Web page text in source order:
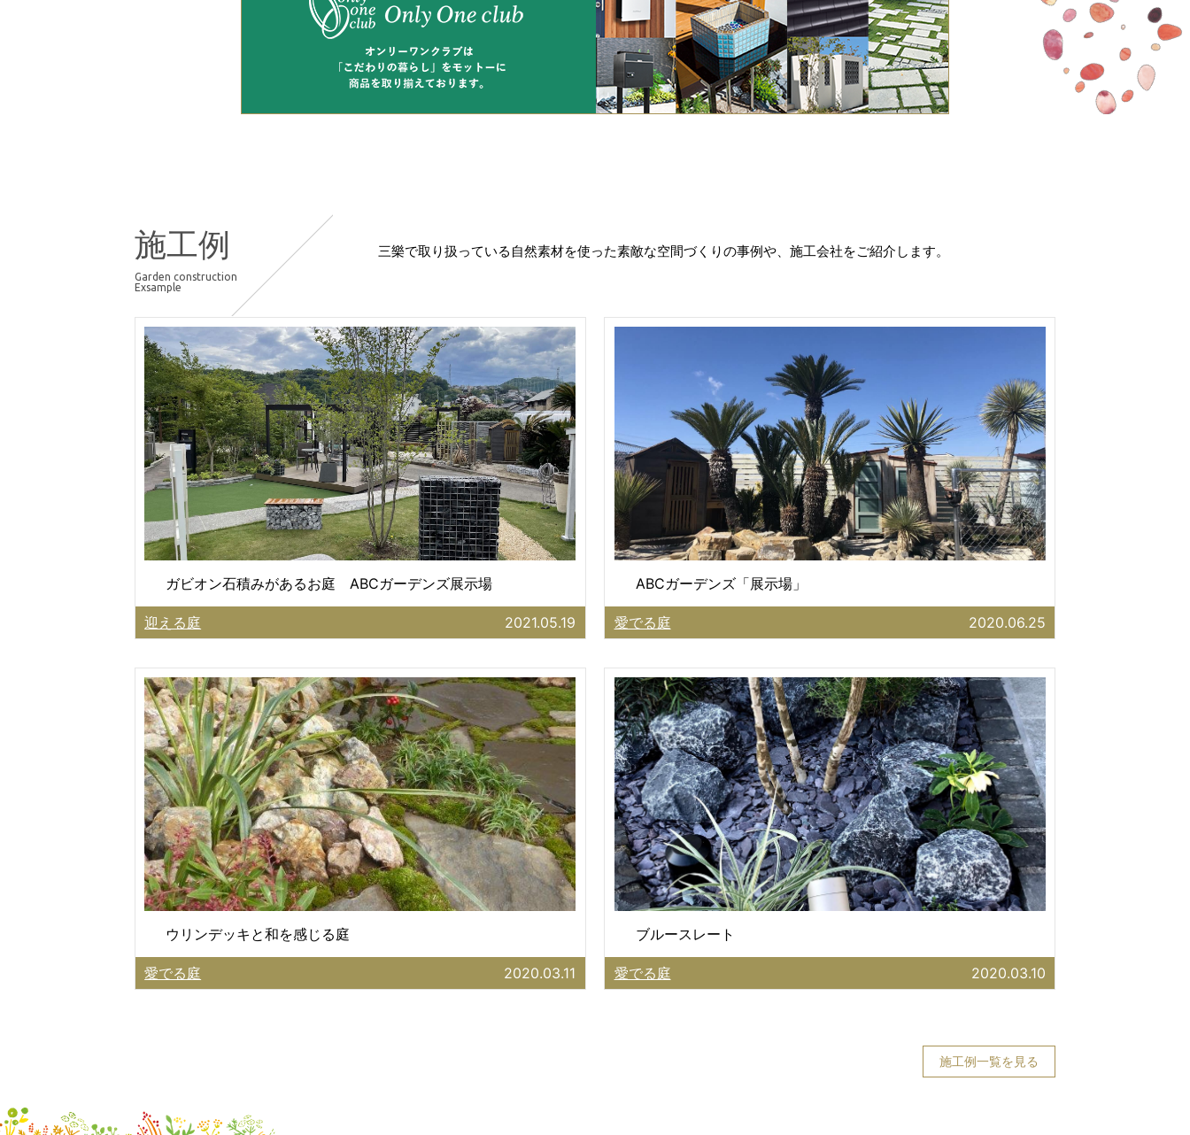
施工例
Garden construction
Exsample
三樂で取り扱っている自然素材を使った素敵な空間づくりの事例や、施工会社をご紹介します。
ガビオン石積みがあるお庭 ABCガーデンズ展示場
迎える庭 2021.05.19
ABCガーデンズ「展示場」
愛でる庭 2020.06.25
ウリンデッキと和を感じる庭
愛でる庭 2020.03.11
ブルースレート
愛でる庭 2020.03.10
施工例一覧を見る